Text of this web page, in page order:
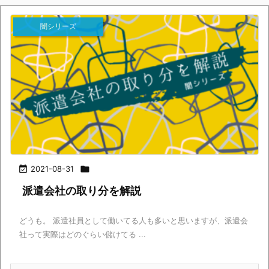
 2021-08-31 
闇シリーズ
派遣会社の取り分を解説
どうも。 派遣社員として働いてる人も多いと思いますが、派遣会
社って実際はどのぐらい儲けてる ...